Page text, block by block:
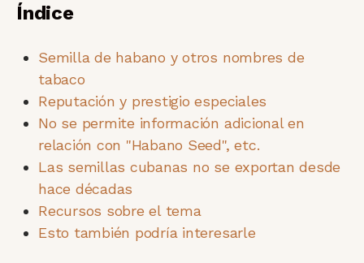
Índice
Semilla de habano y otros nombres de
tabaco
Reputación y prestigio especiales
No se permite información adicional en
relación con "Habano Seed", etc.
Las semillas cubanas no se exportan desde
hace décadas
Recursos sobre el tema
Esto también podría interesarle